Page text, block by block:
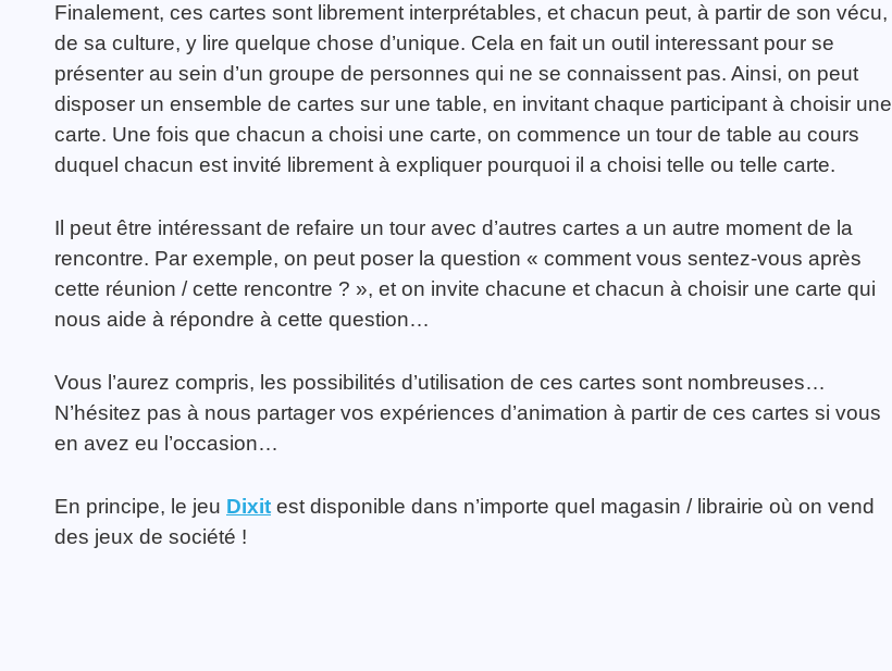
Finalement, ces cartes sont librement interprétables, et chacun peut, à partir de son vécu,
de sa culture, y lire quelque chose d’unique. Cela en fait un outil interessant pour se
présenter au sein d’un groupe de personnes qui ne se connaissent pas. Ainsi, on peut
disposer un ensemble de cartes sur une table, en invitant chaque participant à choisir une
carte. Une fois que chacun a choisi une carte, on commence un tour de table au cours
duquel chacun est invité librement à expliquer pourquoi il a choisi telle ou telle carte.
Il peut être intéressant de refaire un tour avec d’autres cartes a un autre moment de la
rencontre. Par exemple, on peut poser la question « comment vous sentez-vous après
cette réunion / cette rencontre ? », et on invite chacune et chacun à choisir une carte qui
nous aide à répondre à cette question…
Vous l’aurez compris, les possibilités d’utilisation de ces cartes sont nombreuses…
N’hésitez pas à nous partager vos expériences d’animation à partir de ces cartes si vous
en avez eu l’occasion…
En principe, le jeu Dixit est disponible dans n’importe quel magasin / librairie où on vend
des jeux de société !